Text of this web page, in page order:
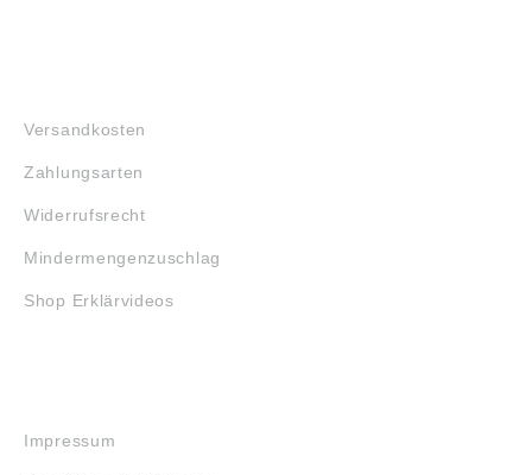
Versandkosten
Zahlungsarten
Widerrufsrecht
Mindermengenzuschlag
Shop Erklärvideos
Impressum